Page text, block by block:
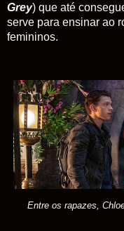
Grey) que até
serve para ensinar ao
femininos.
Entre os rapazes,